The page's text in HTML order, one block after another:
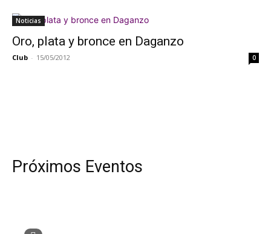
Noticias
Oro, plata y bronce en Daganzo
Club - 15/05/2012 0
Próximos Eventos